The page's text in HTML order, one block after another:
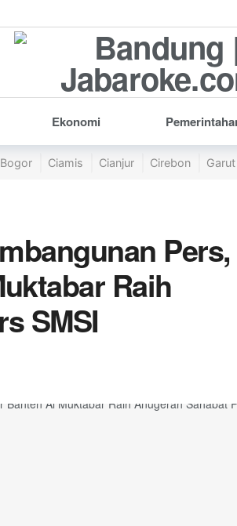
Ekonomi
Bogor Ciamis Cianjur Cirebon Garut
Raih
SMSI